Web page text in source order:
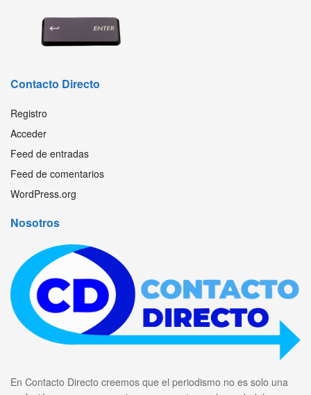
Contacto Directo
Registro
Acceder
Feed de entradas
Feed de comentarios
WordPress.org
Nosotros
En Contacto Directo creemos que el periodismo no es solo una